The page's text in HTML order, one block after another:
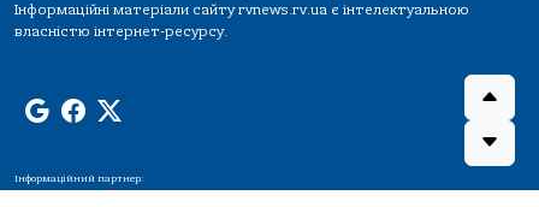
Інформаційні матеріали сайту rvnews.rv.ua є інтелектуальною
власністю інтернет-ресурсу.
Інформаційний партнер: